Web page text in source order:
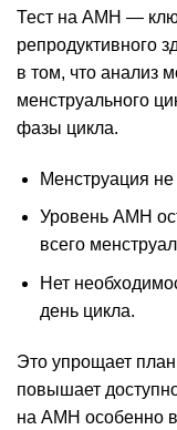
Тест на AMH —
репродуктивного
в том, что анализ
менструального
фазы цикла.
Менструация не
Уровень AMH
всего
Нет
день цикла.
Это упрощает
повышает
на AMH особенно